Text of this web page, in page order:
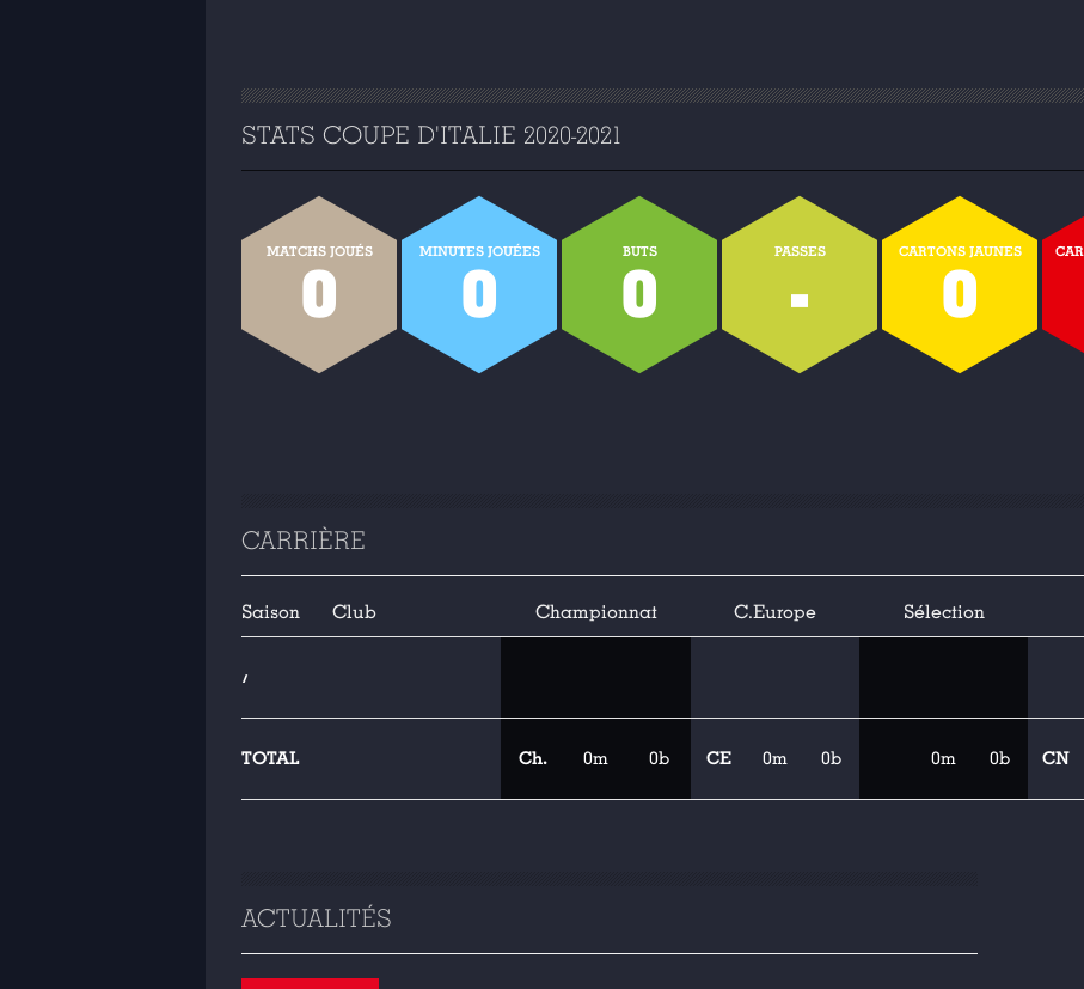
STATS COUPE D'ITALIE 2020-2021
MATCHS JOUÉS
0
MINUTES JOUÉES
0
BUTS
0
PASSES
-
CARTONS JAUNES
0
CARRIÈRE
Saison Club Championnat C.Europe Sélection
/
TOTAL Ch. 0m 0b CE 0m 0b 0m 0b CN
ACTUALITÉS